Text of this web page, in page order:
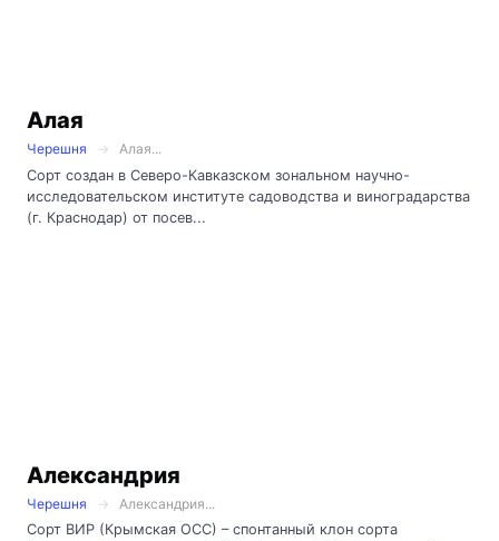
Алая
Черешня
Алая...
Сорт создан в Северо-Кавказском зональном научно-
исследовательском институте садоводства и виноградарства
(г. Краснодар) от посев...
Александрия
Черешня
Александрия...
Сорт ВИР (Крымская ОСС) – спонтанный клон сорта